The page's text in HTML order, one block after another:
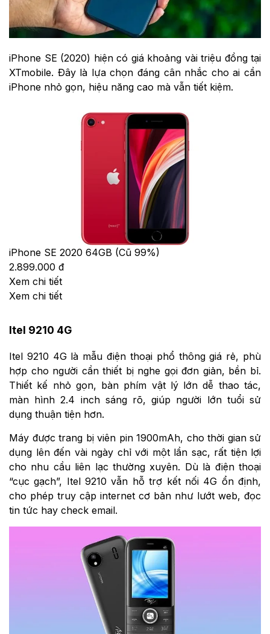
iPhone SE (2020) hiện có giá khoảng vài triệu đồng tại
XTmobile. Đây là lựa chọn đáng cân nhắc cho ai cần
iPhone nhỏ gọn, hiệu năng cao mà vẫn tiết kiệm.
iPhone SE 2020 64GB (Cũ 99%)
2.899.000 đ
Xem chi tiết
Xem chi tiết
Itel 9210 4G
Itel 9210 4G là mẫu điện thoại phổ thông giá rẻ, phù
hợp cho người cần thiết bị nghe gọi đơn giản, bền bỉ.
Thiết kế nhỏ gọn, bàn phím vật lý lớn dễ thao tác,
màn hình 2.4 inch sáng rõ, giúp người lớn tuổi sử
dụng thuận tiện hơn.
Máy được trang bị viên pin 1900mAh, cho thời gian sử
dụng lên đến vài ngày chỉ với một lần sạc, rất tiện lợi
cho nhu cầu liên lạc thường xuyên. Dù là điện thoại
“cục gạch”, Itel 9210 vẫn hỗ trợ kết nối 4G ổn định,
cho phép truy cập internet cơ bản như lướt web, đọc
tin tức hay check email.